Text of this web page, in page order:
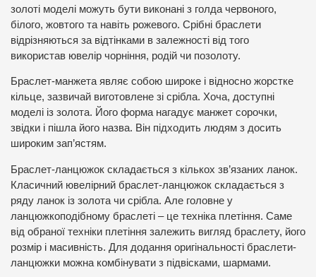
золоті моделі можуть бути виконані з голда червоного,
білого, жовтого та навіть рожевого. Срібні браслети
відрізняються за відтінками в залежності від того
використав ювелір чорніння, родій чи позолоту.
Браслет-манжета являє собою широке і відносно жорстке
кільце, зазвичай виготовлене зі срібла. Хоча, доступні
моделі із золота. Його форма нагадує манжет сорочки,
звідки і пішла його назва. Він підходить людям з досить
широким зап’ястям.
Браслет-ланцюжок складається з кількох зв’язаних ланок.
Класичний ювелірний браслет-ланцюжок складається з
ряду ланок із золота чи срібла. Але головне у
ланцюжкоподібному браслеті – це техніка плетіння. Саме
від обраної техніки плетіння залежить вигляд браслету, його
розмір і масивність. Для додання оригінальності браслети-
ланцюжки можна комбінувати з підвісками, шармами.